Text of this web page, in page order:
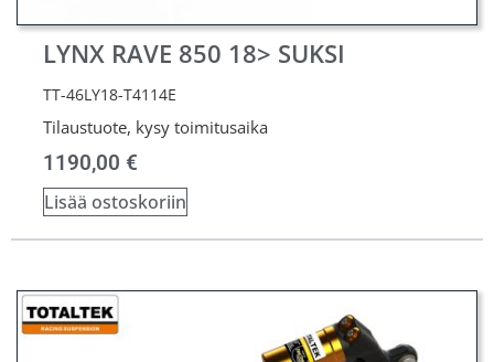
LYNX RAVE 850 18> SUKSI
TT-46LY18-T4114E
Tilaustuote, kysy toimitusaika
1190,00 €
Lisää ostoskoriin